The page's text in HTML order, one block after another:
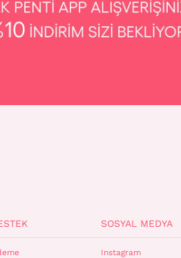
SOSYAL MEDYA
Instagram